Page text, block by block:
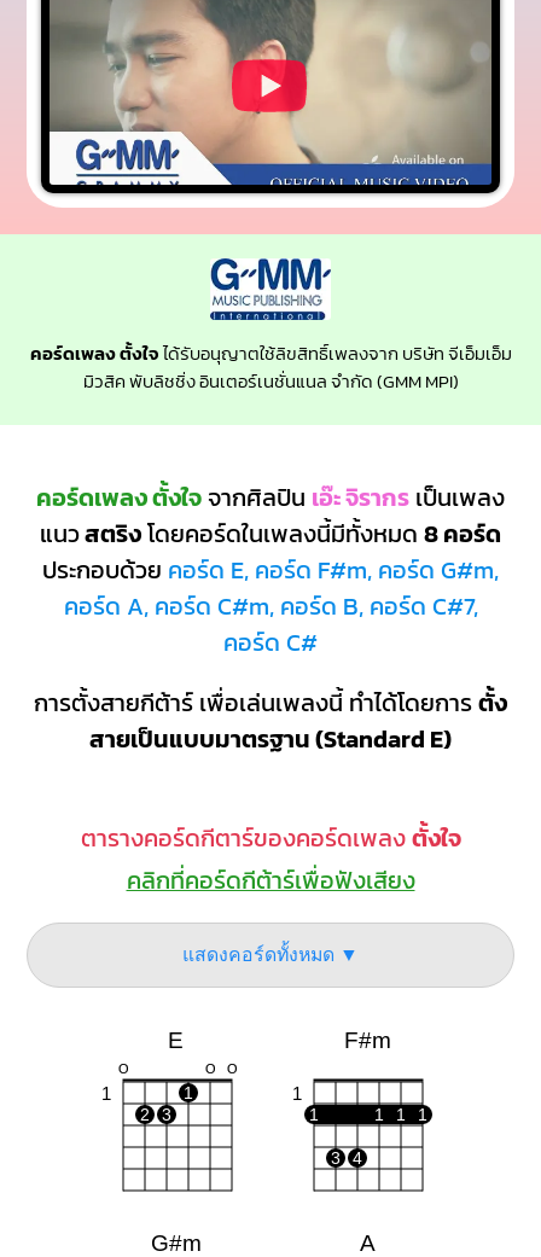
คอร์ดเพลง ตั้งใจได้รับอนุญาตใช้ลิขสิทธิ์เพลงจาก บริษัท จีเอ็มเอ็ม
มิวสิค พับลิชชิ่ง อินเตอร์เนชั่นแนล จำกัด (GMM MPI)
คอร์ดเพลง ตั้งใจ จากศิลปิน เอ๊ะ จิรากร เป็นเพลง
แนวสตริงโดยคอร์ดในเพลงนี้มีทั้งหมด 8 คอร์ด
ประกอบด้วย คอร์ด E, คอร์ด F#m, คอร์ด G#m,
คอร์ด A, คอร์ด C#m, คอร์ด B, คอร์ด C#7,
คอร์ด C#
การตั้งสายกีต้าร์ เพื่อเล่นเพลงนี้ ทำได้โดยการตั้ง
สายเป็นแบบมาตรฐาน (Standard E)
ตารางคอร์ดกีตาร์ของคอร์ดเพลงตั้งใจ
คลิกที่คอร์ดกีต้าร์เพื่อฟังเสียง
แสดงคอร์ดทั้งหมด ▼
E
O O O
1
1
2
3
F#m
1
1 1 1 1
3 4
G#m A